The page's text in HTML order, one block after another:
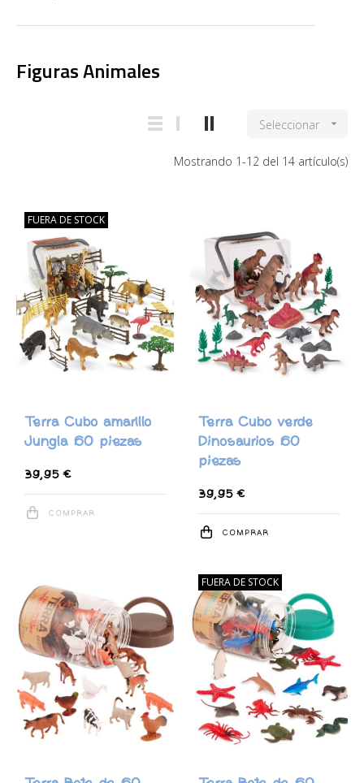
Figuras Animales
Seleccionar 
Mostrando 1-12 del 14 artículo(s)
FUERA DE STOCK
Terra Cubo amarillo
Jungla 60 piezas
39,95 €
COMPRAR
Terra Cubo verde
Dinosaurios 60
piezas
39,95 €
COMPRAR
FUERA DE STOCK